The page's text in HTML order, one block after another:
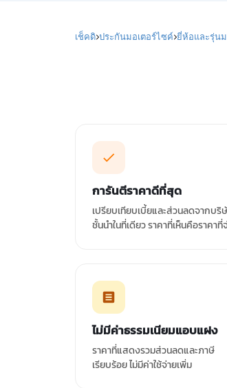
เช็คดิ ประกันมอเตอร์ไซค์ ยี่ห้อและรุ่น
การันตีราคาดีที่สุด
เปรียบเทียบเบี้ยและส่วนลดจากบริ
ชั้นนำในที่เดียว ราคาที่เห็นคือราคาที่
ไม่มีค่าธรรมเนียมแอบแฝง
ราคาที่แสดงรวมส่วนลดและภาษี
เรียบร้อย ไม่มีค่าใช้จ่ายเพิ่ม